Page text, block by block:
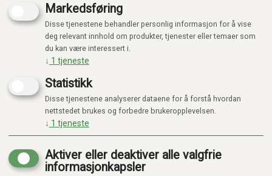
Markedsføring
Disse tjenestene behandler personlig informasjon for å vise
deg relevant innhold om produkter, tjenester eller temaer som
du kan være interessert i.
↓ 1 tjeneste
Statistikk
Disse tjenestene analyserer dataene for å forstå hvordan
nettstedet brukes og forbedre brukeropplevelsen.
↓ 1 tjeneste
Aktiver eller deaktiver alle valgfrie
informasjonkapsler